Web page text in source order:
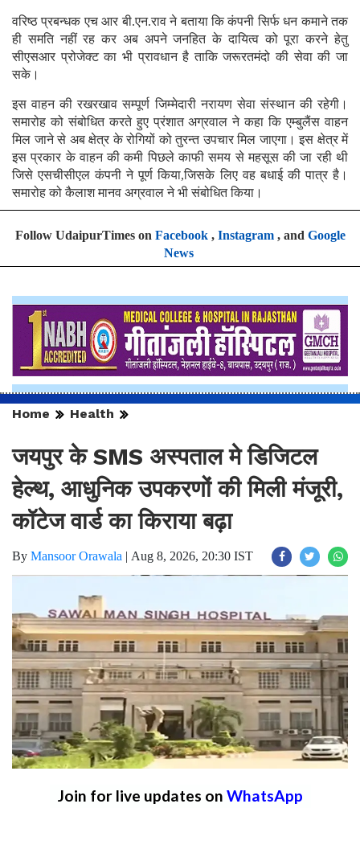
वरिष्ठ प्रबन्धक एच आर बी.एन.राव ने बताया कि कंपनी सिर्फ धन कमाने तक
ही समति नहीं रह कर अब अपने जनहित के दायित्व को पूरा करने हेतु
सीएसआर प्रोजेक्ट का भी प्रावधान है ताकि जरूरतमंदो की सेवा की जा
सके।
इस वाहन की रखरखाव सम्पूर्ण जिम्मेदारी नरायण सेवा संस्थान की रहेगी।
समारोह को संबोधित करते हुए प्रंशात अग्रवाल ने कहा कि एम्बुलैंस वाहन
मिल जाने से अब क्षेत्र के रोगियों को तुरन्त उपचार मिल जाएगा। इस क्षेत्र में
इस प्रकार के वाहन की कमी पिछले काफी समय से महसूस की जा रही थी
जिसे एसचीसीएल कंपनी ने पूर्ण किया,जिसके लिए वह बधाई की पात्र है।
समारोह को कैलाश मानव अग्रवाल ने भी संबोधित किया।
Follow UdaipurTimes on Facebook, Instagram, and Google
News
Home Health
जयपुर के SMS अस्पताल मे डिजिटल
हेल्थ, आधुनिक उपकरणों की मिली मंजूरी,
कॉटेज वार्ड का किराया बढ़ा
By Mansoor Orawala | Aug 8, 2026, 20:30 IST
Join for live updates on WhatsApp